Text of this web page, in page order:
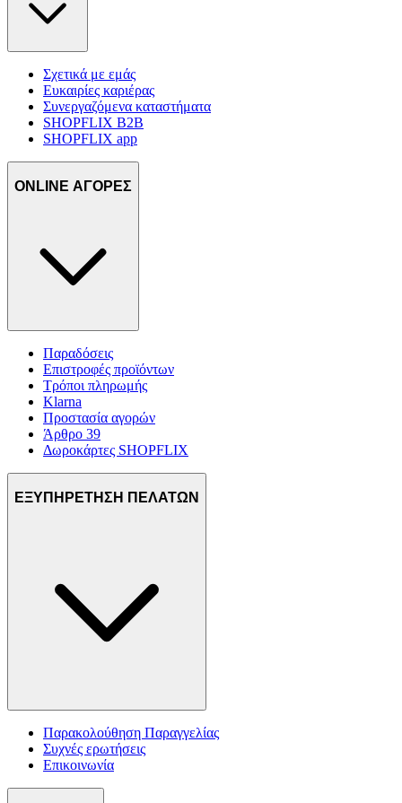
Σχετικά με εμάς
Ευκαιρίες καριέρας
Συνεργαζόμενα καταστήματα
SHOPFLIX B2B
SHOPFLIX app
ONLINE ΑΓΟΡΕΣ
Παραδόσεις
Επιστροφές προϊόντων
Τρόποι πληρωμής
Klarna
Προστασία αγορών
Άρθρο 39
Δωροκάρτες SHOPFLIX
ΕΞΥΠΗΡΕΤΗΣΗ ΠΕΛΑΤΩΝ
Παρακολούθηση Παραγγελίας
Συχνές ερωτήσεις
Επικοινωνία